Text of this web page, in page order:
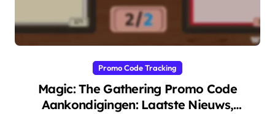
Promo Code Tracking
Magic: The Gathering Promo Code
Aankondigingen: Laatste Nieuws,